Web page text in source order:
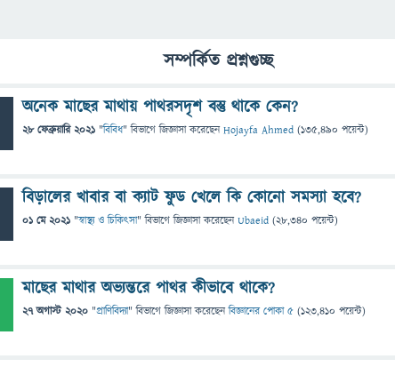
সম্পর্কিত প্রশ্নগুচ্ছ
অনেক মাছের মাথায় পাথরসদৃশ বস্তু থাকে কেন?
28 ফেব্রুয়ারি 2021 "বিবিধ" বিভাগে জিজ্ঞাসাকরেছেনHojayfa Ahmed (135,490 পয়েন্ট)
বিড়ালের খাবার বা ক্যাট ফুড খেলে কি কোনো সমস্যা হবে?
01 মে 2021 "স্বাস্থ্য ও চিকিৎসা" বিভাগে জিজ্ঞাসাকরেছেনUbaeid (28,340 পয়েন্ট)
মাছের মাথার অভ্যন্তরে পাথর কীভাবে থাকে?
27 অগাস্ট 2020 "প্রাণিবিদ্যা" বিভাগে জিজ্ঞাসাকরেছেনবিজ্ঞানের পোকা ৫ (123,410 পয়েন্ট)